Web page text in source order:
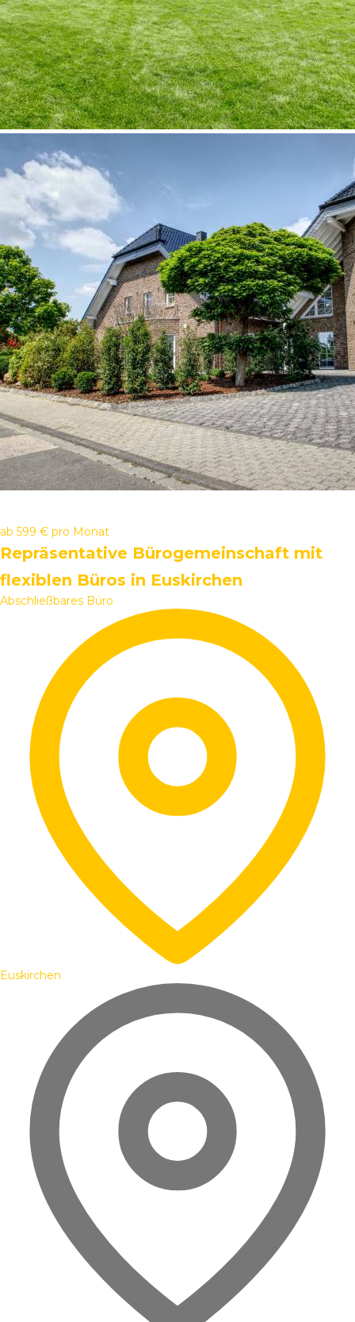
ab 599 € pro Monat
Repräsentative Bürogemeinschaft mit
flexiblen Büros in Euskirchen
Abschließbares Büro
Euskirchen